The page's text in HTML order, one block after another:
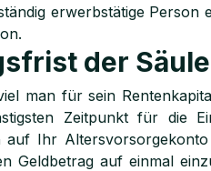
erwerbstätige
der
man für sein
Zeitpunkt für die
auf Ihr
Geldbetrag auf einmal